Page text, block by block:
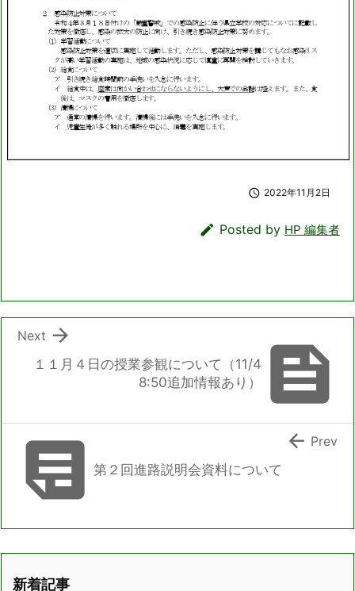
 2022年11月2日
 Posted by HP 編集者

１１月４日の授業参観について（11/4
8:50追加情報あり）

Next
第２回進路説明会資料について
 Prev
新着記事